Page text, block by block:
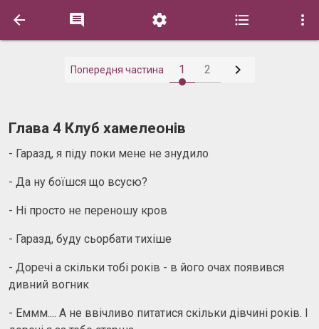
    
Попередня частина 1 2 
Глава 4 Клуб хамелеонів
- Гаразд, я піду поки мене не знудило
- Да ну боїшся що всусю?
- Ні просто не переношу кров
- Гаразд, буду сьорбати тихіше
- Доречі а скільки тобі років - в його очах появився
дивний вогник
- Еммм.... А не ввічливо питатися скільки дівчині років. І